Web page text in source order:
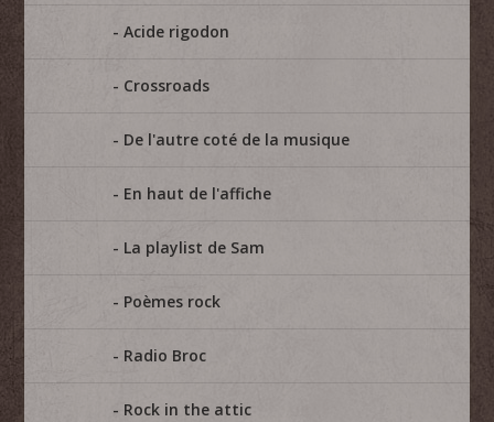
Acide rigodon
Crossroads
De l'autre coté de la musique
En haut de l'affiche
La playlist de Sam
Poèmes rock
Radio Broc
Rock in the attic